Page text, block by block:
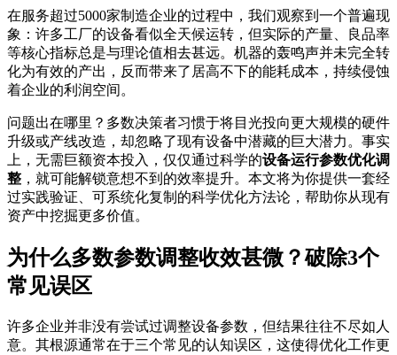
在服务超过5000家制造企业的过程中，我们观察到一个普遍现
象：许多工厂的设备看似全天候运转，但实际的产量、良品率
等核心指标总是与理论值相去甚远。机器的轰鸣声并未完全转
化为有效的产出，反而带来了居高不下的能耗成本，持续侵蚀
着企业的利润空间。
问题出在哪里？多数决策者习惯于将目光投向更大规模的硬件
升级或产线改造，却忽略了现有设备中潜藏的巨大潜力。事实
上，无需巨额资本投入，仅仅通过科学的设备运行参数优化调
整 ，就可能解锁意想不到的效率提升。本文将为你提供一套经
过实践验证、可系统化复制的科学优化方法论，帮助你从现有
资产中挖掘更多价值。
为什么多数参数调整收效甚微？破除3个
常见误区
许多企业并非没有尝试过调整设备参数，但结果往往不尽如人
意。其根源通常在于三个常见的认知误区，这使得优化工作更